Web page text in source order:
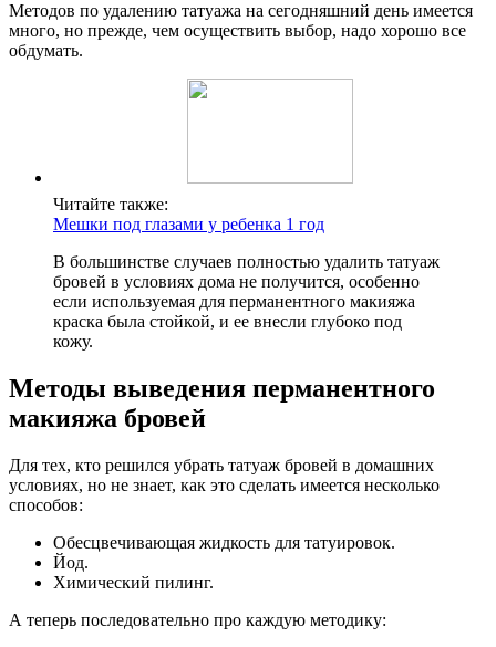
Методов по удалению татуажа на сегодняшний день имеется
много, но прежде, чем осуществить выбор, надо хорошо все
обдумать.
Читайте также:
Мешки под глазами у ребенка 1 год
В большинстве случаев полностью удалить татуаж
бровей в условиях дома не получится, особенно
если используемая для перманентного макияжа
краска была стойкой, и ее внесли глубоко под
кожу.
Методы выведения перманентного
макияжа бровей
Для тех, кто решился убрать татуаж бровей в домашних
условиях, но не знает, как это сделать имеется несколько
способов:
Обесцвечивающая жидкость для татуировок.
Йод.
Химический пилинг.
А теперь последовательно про каждую методику: